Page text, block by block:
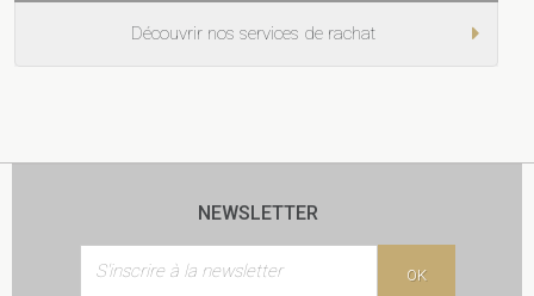
Découvrir nos services de rachat
NEWSLETTER
OK